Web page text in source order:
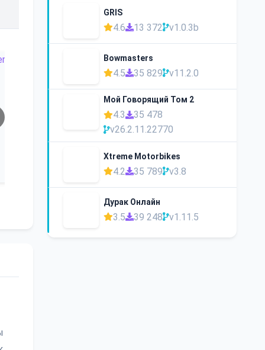
GRIS
4.6 13 372 v1.0.3b
Bowmasters
4.5 35 829 v11.2.0
Мой Говорящий Том 2
4.3
35 478
v26.2.11.22770
Xtreme Motorbikes
4.2 35 789 v3.8
Дурак Онлайн
3.5 39 248 v1.11.5